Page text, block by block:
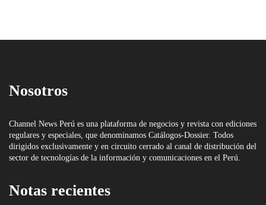
Nosotros
Channel News Perú es una plataforma de negocios y revista con ediciones
regulares y especiales, que denominamos Catálogos-Dossier. Todos
dirigidos exclusivamente y en circuito cerrado al canal de distribución del
sector de tecnologías de la información y comunicaciones en el Perú.
Notas recientes